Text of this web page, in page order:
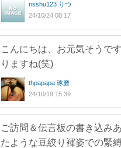
risshu123 りつ
24/10/24 08:17
こんにちは、お元気そうで
りますね(笑)
thpapapa 琢磨
24/10/19 15:39
ご訪問＆伝言板の書き込み
たような豆絞り褌姿での緊